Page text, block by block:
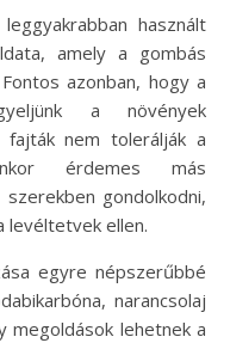
használt
amely a gombás
azonban, hogy a
a növények
fajták nem tolerálják a
érdemes más
gondolkodni,
levéltetvek ellen.
egyre népszerűbbé
narancsolaj
megoldások lehetnek a